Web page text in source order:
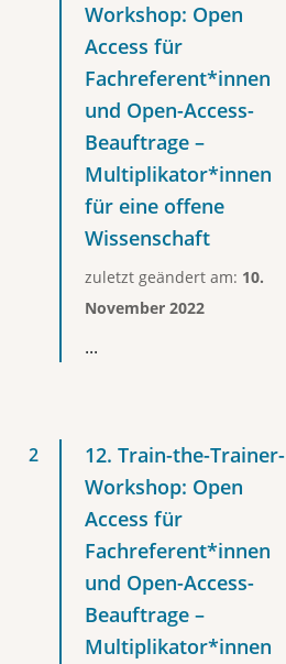
Workshop: Open
Access für
Fachreferent*innen
und Open-Access-
Beauftrage –
Multiplikator*innen
für eine offene
Wissenschaft
zuletzt geändert am: 10.
November 2022
...
12. Train-the-Trainer-
Workshop: Open
Access für
Fachreferent*innen
und Open-Access-
Beauftrage –
Multiplikator*innen